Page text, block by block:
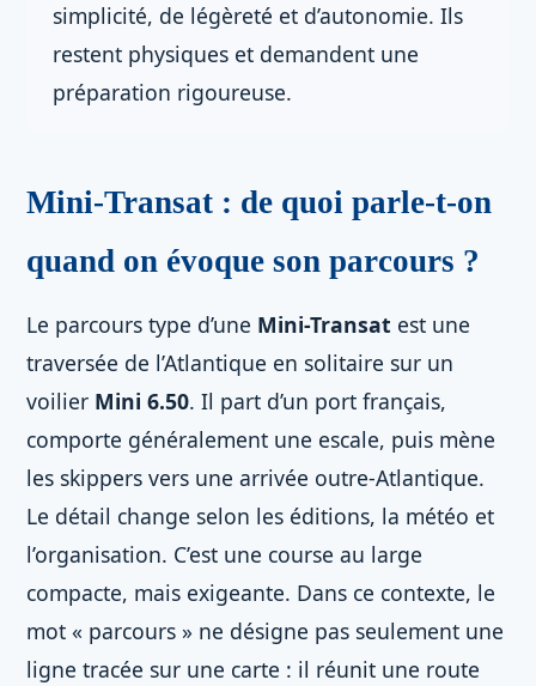
simplicité, de légèreté et d’autonomie. Ils
restent physiques et demandent une
préparation rigoureuse.
Mini-Transat : de quoi parle-t-on
quand on évoque son parcours ?
Le parcours type d’une Mini-Transat est une
traversée de l’Atlantique en solitaire sur un
voilier Mini 6.50. Il part d’un port français,
comporte généralement une escale, puis mène
les skippers vers une arrivée outre-Atlantique.
Le détail change selon les éditions, la météo et
l’organisation. C’est une course au large
compacte, mais exigeante. Dans ce contexte, le
mot « parcours » ne désigne pas seulement une
ligne tracée sur une carte : il réunit une route